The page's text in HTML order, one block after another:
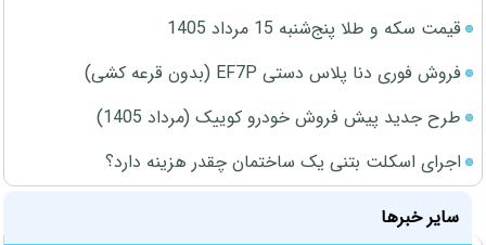
قیمت سکه و طلا پنج‌شنبه 15 مرداد 1405
فروش فوری دنا پلاس دستی EF7P (بدون قرعه کشی)
طرح جدید پیش فروش خودرو کوییک (مرداد 1405)
اجرای اسکلت بتنی یک ساختمان چقدر هزینه دارد؟
سایر خبرها